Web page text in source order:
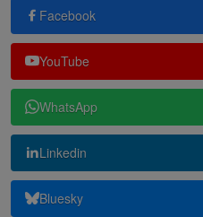
Facebook
YouTube
WhatsApp
Linkedin
Bluesky